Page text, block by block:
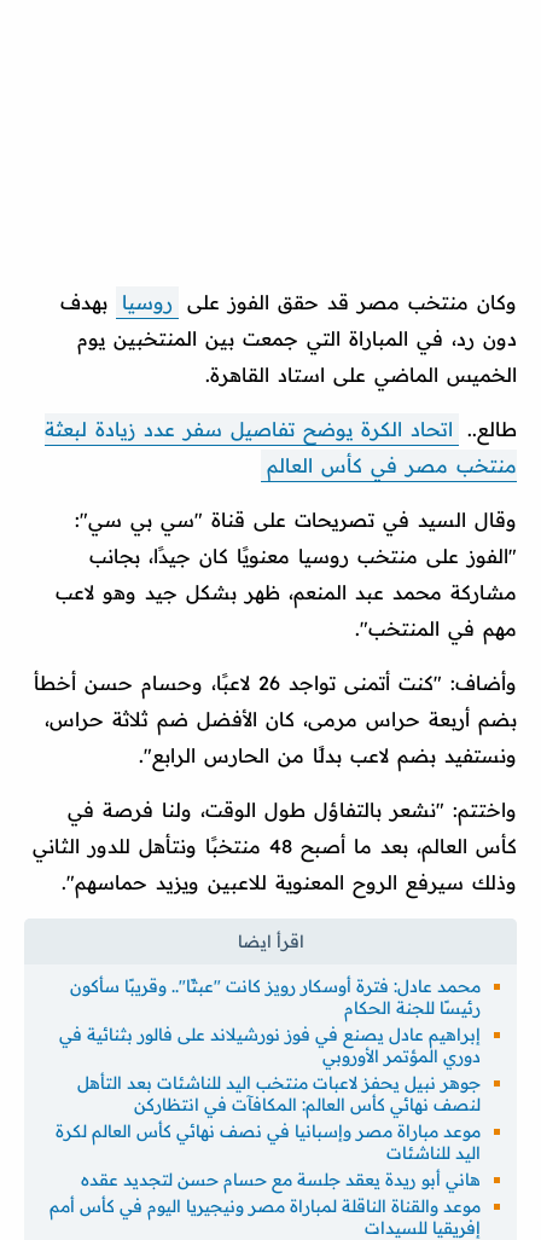
وكان منتخب مصر قد حقق الفوز على روسيا
بهدف
دون رد، في المباراة التي جمعت بين المنتخبين يوم
الخميس الماضي على استاد القاهرة.
طالع..
اتحاد الكرة يوضح تفاصيل سفر عدد زيادة لبعثة
منتخب مصر في كأس العالم
وقال السيد في تصريحات على قناة "سي بي سي":
"الفوز على منتخب روسيا معنويًا كان جيدًا، بجانب
مشاركة محمد عبد المنعم، ظهر بشكل جيد وهو لاعب
مهم في المنتخب".
وأضاف: "كنت أتمنى تواجد 26 لاعبًا، وحسام حسن أخطأ
بضم أربعة حراس مرمى، كان الأفضل ضم ثلاثة حراس،
ونستفيد بضم لاعب بدلًا من الحارس الرابع".
واختتم: "نشعر بالتفاؤل طول الوقت، ولنا فرصة في
كأس العالم، بعد ما أصبح 48 منتخبًا ونتأهل للدور الثاني
وذلك سيرفع الروح المعنوية للاعبين ويزيد حماسهم".
محمد عادل: فترة أوسكار رويز كانت "عبثًا".. وقريبًا سأكون
رئيسًا للجنة الحكام
إبراهيم عادل يصنع في فوز نورشيلاند على فالور بثنائية في
دوري المؤتمر الأوروبي
جوهر نبيل يحفز لاعبات منتخب اليد للناشئات بعد التأهل
لنصف نهائي كأس العالم: المكافآت في انتظاركن
موعد مباراة مصر وإسبانيا في نصف نهائي كأس العالم لكرة
اليد للناشئات
هاني أبو ريدة يعقد جلسة مع حسام حسن لتجديد عقده
موعد والقناة الناقلة لمباراة مصر ونيجيريا اليوم في كأس أمم
إفريقيا للسيدات